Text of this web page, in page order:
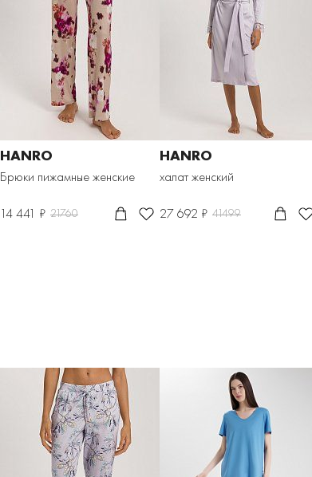
HANRO
Брюки пижамные женские
14 441 ₽ 21760
HANRO
халат женский
27 692 ₽ 41499